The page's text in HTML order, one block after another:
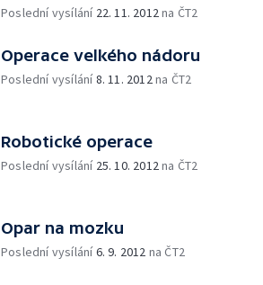
Poslední vysílání 22. 11. 2012na ČT2
Operace velkého nádoru
Poslední vysílání8. 11. 2012na ČT2
Robotické operace
Poslední vysílání 25. 10. 2012na ČT2
Opar na mozku
Poslední vysílání6. 9. 2012 na ČT2